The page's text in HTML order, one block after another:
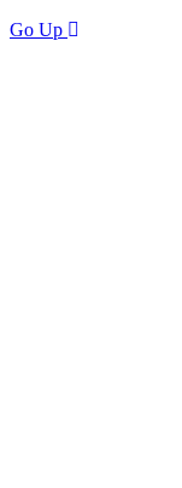
Go Up